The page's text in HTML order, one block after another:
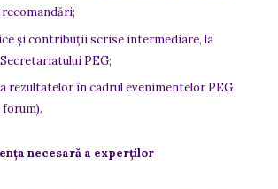
și contribuții scrise intermediare, la
PEG;
rezultatelor în cadrul evenimentelor PEG
necesară a experților